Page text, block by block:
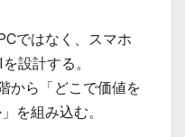
ではなく、スマホ
設計する。
から「どこで価値を
を組み込む。